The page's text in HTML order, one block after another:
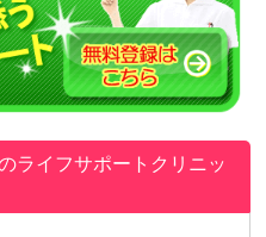
ライフサポートクリニッ